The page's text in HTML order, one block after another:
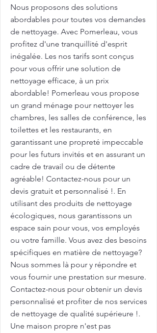
Nous proposons des solutions
abordables pour toutes vos demandes
de nettoyage. Avec Pomerleau, vous
profitez d'une tranquillité d'esprit
inégalée. Les nos tarifs sont conçus
pour vous offrir une solution de
nettoyage efficace, à un prix
abordable! Pomerleau vous propose
un grand ménage pour nettoyer les
chambres, les salles de conférence, les
toilettes et les restaurants, en
garantissant une propreté impeccable
pour les futurs invités et en assurant un
cadre de travail ou de détente
agréable! Contactez-nous pour un
devis gratuit et personnalisé !. En
utilisant des produits de nettoyage
écologiques, nous garantissons un
espace sain pour vous, vos employés
ou votre famille. Vous avez des besoins
spécifiques en matière de nettoyage?
Nous sommes là pour y répondre et
vous fournir une prestation sur mesure.
Contactez-nous pour obtenir un devis
personnalisé et profiter de nos services
de nettoyage de qualité supérieure !.
Une maison propre n'est pas